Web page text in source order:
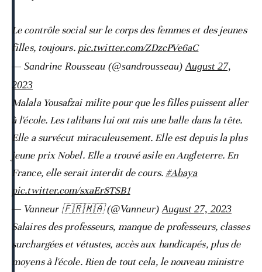
Le contrôle social sur le corps des femmes et des jeunes
filles, toujours. pic.twitter.com/ZDzcPVe6aC
— Sandrine Rousseau (@sandrousseau) August 27,
2023
Malala Yousafzai milite pour que les filles puissent aller
à l'école. Les talibans lui ont mis une balle dans la tête.
Elle a survécut miraculeusement. Elle est depuis la plus
jeune prix Nobel. Elle a trouvé asile en Angleterre. En
France, elle serait interdit de cours. #Abaya
pic.twitter.com/sxaEr8TSB1
— Vanneur 🇫🇷🇲🇦 (@Vanneur) August 27, 2023
Salaires des professeurs, manque de professeurs, classes
surchargées et vétustes, accès aux handicapés, plus de
moyens à l'école. Rien de tout cela, le nouveau ministre